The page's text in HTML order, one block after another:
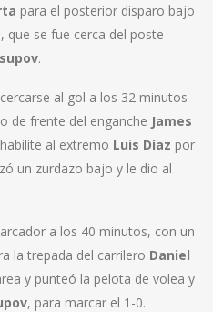
para el posterior disparo bajo
, que se fue cerca del poste
.
al gol a los 32 minutos
de frente del enganche James
al extremo Luis Díaz por
un zurdazo bajo y le dio al
a los 40 minutos, con un
la trepada del carrilero Daniel
y punteó la pelota de volea y
, para marcar el 1-0.